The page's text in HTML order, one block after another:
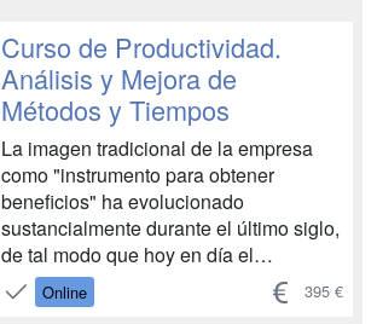
Por tanto, para el...
Curso de Productividad.
Análisis y Mejora de
Métodos y Tiempos
La imagen tradicional de la empresa
como "instrumento para obtener
beneficios" ha evolucionado
sustancialmente durante el último siglo,
de tal modo que hoy en día el
empresario ha pasado a ser la persona
que dispone de unos medios humanos,
Online 395 €